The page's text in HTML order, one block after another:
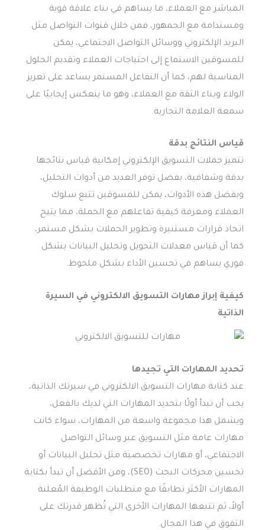
المباشر مع العملاء، ما يساهم في بناء علاقة قوية
ومستدامة مع الجمهور، فمن خلال قنوات التواصل مثل
البريد الإلكتروني ووسائل التواصل الاجتماعي، يمكن
للمسوقين الاستماع إلى احتياجات العملاء وتقديم الحلول
المناسبة لهم، كما أن التفاعل المستمر يساعد على تعزيز
الولاء وبناء الثقة مع العملاء، وهو ما ينعكس إيجابيًا على
سمعة العلامة التجارية.
قياس النتائج بدقة
تتميز حملات التسويق الإلكتروني إمكانية قياس نتائجها
بدقة وشفافية، بفضل توفر العديد من أدوات التحليل،
وبفضل هذه الأدوات، يمكن للمسوقين تتبع سلوك
العملاء ومعرفة كيفية تفاعلهم مع الحملة، مما يتيح
اتخاذ قرارات مستنيرة وتطوير الحملات بشكل مستمر،
كما أن قياس معدلات التحويل وتحليل البيانات بشكل
فوري يساهم في تحسين الأداء بشكل ملحوظ.
كيفية إبرازمهارات التسويق الالكتروني في السيرة
الذاتية
تحديد المهارات التي تجيدها
عند كتابة مهارات التسويق الالكتروني في سيرتك الذاتية،
يجب أن تبدأ أولًا بتحديد المهارات التي لديك بالفعل،
ويشمل هذا مجموعة واسعة من المهارات، سواء كانت
مهارات عامة مثل التسويق عبر وسائل التواصل
الاجتماعي، أو مهارات تخصصية مثل تحليل البيانات أو
تحسين محركات البحث (SEO)، ومن الأفضل أن تبدأ بكتابة
المهارات الأكثر تطابقًا مع متطلبات الوظيفة المُعلنة
أولاً، ثم تتبعها المهارات الأخرى التي تُظهر قدرتك على
التفوق في هذا المجال.